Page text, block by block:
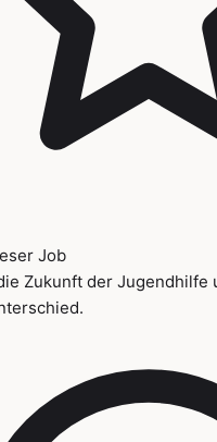
Job
Zukunft der Jugendhilfe